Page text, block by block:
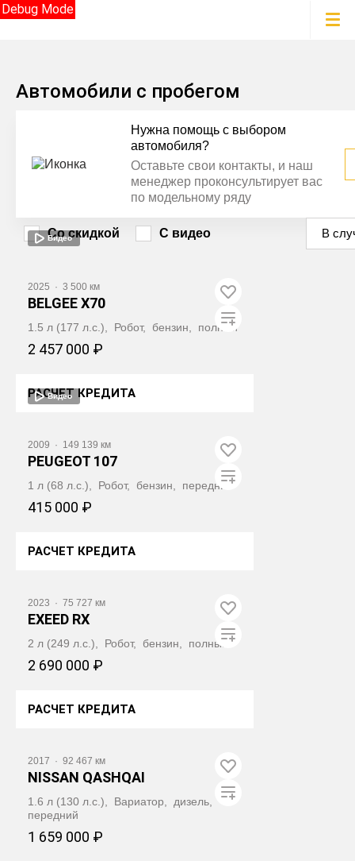
Debug Mode
Автомобили с пробегом
Нужна помощь с выбором
автомобиля?
Оставьте свои контакты, и наш
менеджер проконсультирует вас
по модельному ряду
Со скидкой С видео В
Видео
2025 · 3 500 км
BELGEE X70
1.5 л (177 л.с.), Робот, бензин, полный
2 457 000 ₽
РАСЧЕТ КРЕДИТА
Видео
2009 · 149 139 км
PEUGEOT 107
1 л (68 л.с.), Робот, бензин, передний
415 000 ₽
РАСЧЕТ КРЕДИТА
2023 · 75 727 км
EXEED RX
2 л (249 л.с.), Робот, бензин, полный
2 690 000 ₽
РАСЧЕТ КРЕДИТА
2017 · 92 467 км
NISSAN QASHQAI
1.6 л (130 л.с.), Вариатор, дизель,
передний
1 659 000 ₽